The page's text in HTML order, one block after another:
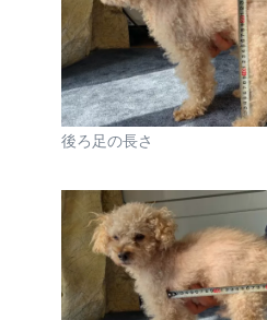
後ろ足の長さ